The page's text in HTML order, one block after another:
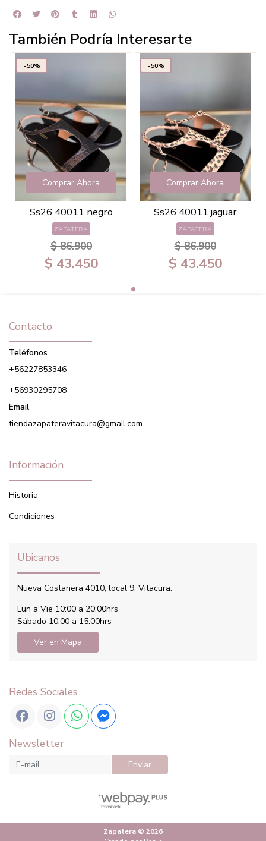
También Podría Interesarte
-50%
Comprar Ahora
Ss26 40011 negro
ZAPATERA
$ 86.900
$ 43.450
-50%
Comprar Ahora
Ss26 40011 jaguar
ZAPATERA
$ 86.900
$ 43.450
Contacto
Teléfonos
+56227853346
+56930295708
Email
tiendazapateravitacura@gmail.com
Información
Historia
Condiciones
Ubicanos
Nueva Costanera 4010, local 9, Vitacura.
Lun a Vie 10:00 a 20:00hrs
Sábado 10:00 a 15:00hrs
Ver en Mapa
Redes Sociales
Newsletter
Enviar
Zapatera © 2026